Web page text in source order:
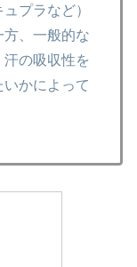
プラなど）
、一般的な
の吸収性を
かによって